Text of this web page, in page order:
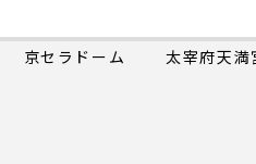
京セラドーム 太宰府天満